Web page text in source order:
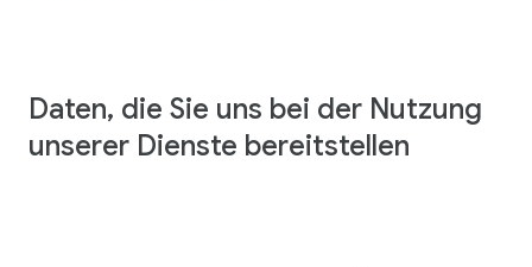
Daten, die Sie uns bei der Nutzung
unserer Dienste bereitstellen